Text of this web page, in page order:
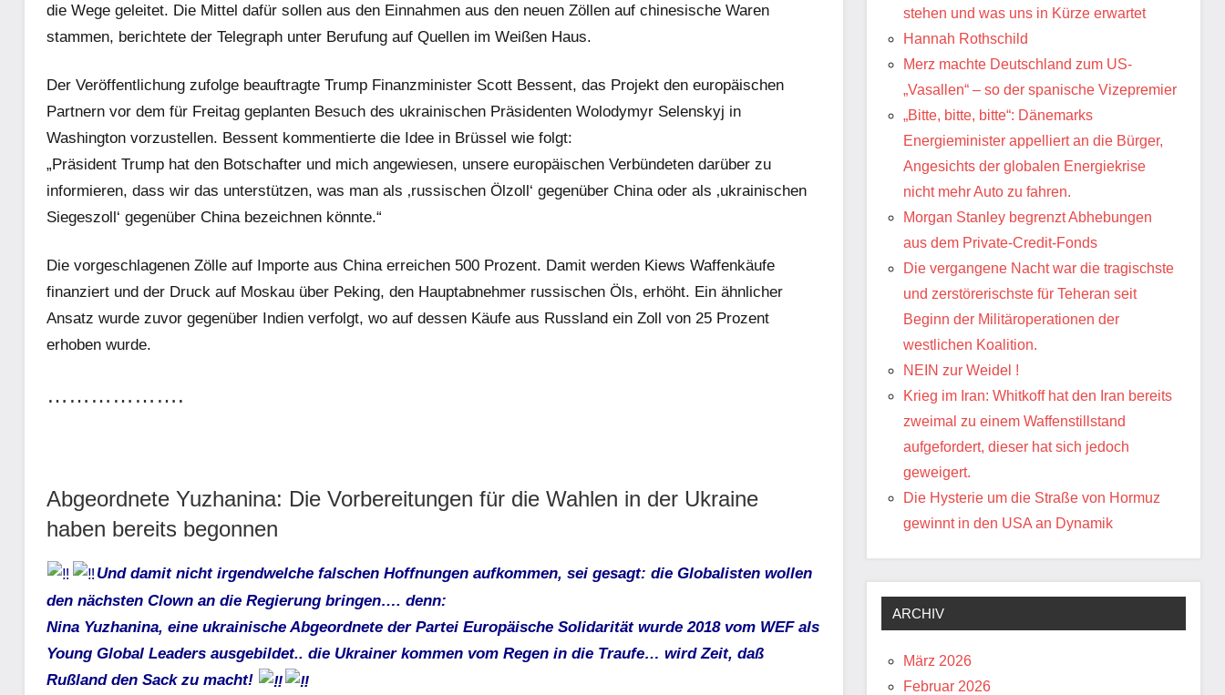
die Wege geleitet. Die Mittel dafür sollen aus den Einnahmen aus den neuen Zöllen auf chinesische Waren
stammen, berichtete der Telegraph unter Berufung auf Quellen im Weißen Haus.
Der Veröffentlichung zufolge beauftragte Trump Finanzminister Scott Bessent, das Projekt den europäischen
Partnern vor dem für Freitag geplanten Besuch des ukrainischen Präsidenten Wolodymyr Selenskyj in
Washington vorzustellen. Bessent kommentierte die Idee in Brüssel wie folgt:
„Präsident Trump hat den Botschafter und mich angewiesen, unsere europäischen Verbündeten darüber zu
informieren, dass wir das unterstützen, was man als ‚russischen Ölzoll‘ gegenüber China oder als ‚ukrainischen
Siegeszoll‘ gegenüber China bezeichnen könnte.“
Die vorgeschlagenen Zölle auf Importe aus China erreichen 500 Prozent. Damit werden Kiews Waffenkäufe
finanziert und der Druck auf Moskau über Peking, den Hauptabnehmer russischen Öls, erhöht. Ein ähnlicher
Ansatz wurde zuvor gegenüber Indien verfolgt, wo auf dessen Käufe aus Russland ein Zoll von 25 Prozent
erhoben wurde.
……………….
Abgeordnete Yuzhanina: Die Vorbereitungen für die Wahlen in der Ukraine
haben bereits begonnen
Und damit nicht irgendwelche falschen Hoffnungen aufkommen, sei gesagt: die Globalisten wollen
den nächsten Clown an die Regierung bringen…. denn:
Nina Yuzhanina, eine ukrainische Abgeordnete der Partei Europäische Solidarität wurde 2018 vom WEF als
Young Global Leaders ausgebildet.. die Ukrainer kommen vom Regen in die Traufe… wird Zeit, daß
Rußland den Sack zu macht!
stehen und was uns in Kürze erwartet
Hannah Rothschild
Merz machte Deutschland zum US-
„Vasallen“ – so der spanische Vizepremier
„Bitte, bitte, bitte“: Dänemarks
Energieminister appelliert an die Bürger,
Angesichts der globalen Energiekrise
nicht mehr Auto zu fahren.
Morgan Stanley begrenzt Abhebungen
aus dem Private-Credit-Fonds
Die vergangene Nacht war die tragischste
und zerstörerischste für Teheran seit
Beginn der Militäroperationen der
westlichen Koalition.
NEIN zur Weidel !
Krieg im Iran: Whitkoff hat den Iran bereits
zweimal zu einem Waffenstillstand
aufgefordert, dieser hat sich jedoch
geweigert.
Die Hysterie um die Straße von Hormuz
gewinnt in den USA an Dynamik
ARCHIV
März 2026
Februar 2026